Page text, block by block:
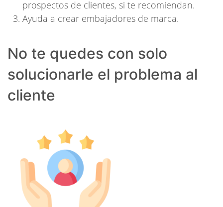
prospectos de clientes, si te recomiendan.
Ayuda a crear embajadores de marca.
No te quedes con solo
solucionarle el problema al
cliente